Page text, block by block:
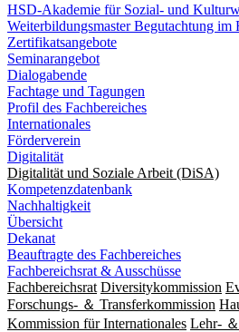
HSD-Akademie für Sozial- und
Weiterbildungsmaster Begutachtung im
Zertifikatsangebote
Seminarangebot
Dialogabende
Fachtage und Tagungen
Profil des Fachbereiches
Internationales
Förderverein
Digitalität
Digitalität und Soziale Arbeit (DiSA)
Kompetenzdatenbank
Nachhaltigkeit
Übersicht
Dekanat
Beauftragte des Fachbereiches
Fachbereichsrat & Ausschüsse
Fachbereichsrat Diversitykommission
Forschungs- ＆ Transferkommission
Kommission für Internationales Lehr-